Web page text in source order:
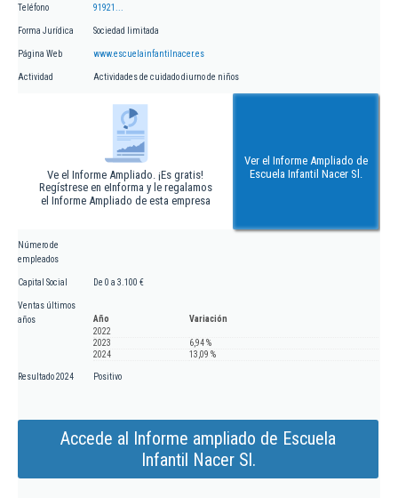
Teléfono 91921...
Forma Jurídica Sociedad limitada
Página Web www.escuelainfantilnacer.es
Actividad Actividades de cuidado diurno de niños
Ve el Informe Ampliado. ¡Es gratis!
Regístrese en eInforma y le regalamos
el Informe Ampliado de esta empresa
Ver el Informe Ampliado de
Escuela Infantil Nacer Sl.
Número de
empleados
Capital Social De 0 a 3.100 €
Ventas últimos
años
Año
Variación
2022
2023
6,94 %
2024
13,09 %
Resultado 2024 Positivo
Accede al Informe ampliado de Escuela
Infantil Nacer Sl.